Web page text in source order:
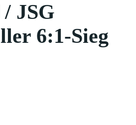
JSG
6:1-Sieg